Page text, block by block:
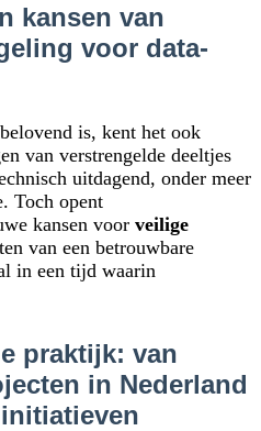
kansen van
voor data-
is, kent het ook
van verstrengelde deeltjes
uitdagend, onder meer
Toch opent
kansen voor veilige
van een betrouwbare
in een tijd waarin
praktijk: van
in Nederland